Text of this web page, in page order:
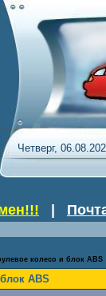
Четверг,
колесо и блок ABS
ABS